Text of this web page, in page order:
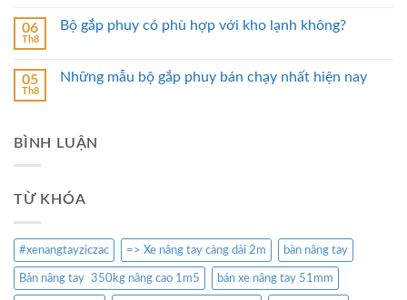
06
Th8
Bộ gắp phuy có phù hợp với kho lạnh không?
05
Th8
Những mẫu bộ gắp phuy bán chạy nhất hiện nay
BÌNH LUẬN
TỪ KHÓA
#xenangtayziczac => Xe nâng tay càng dài 2m bàn nâng tay
Bàn nâng tay 350kg nâng cao 1m5 bán xe nâng tay 51mm